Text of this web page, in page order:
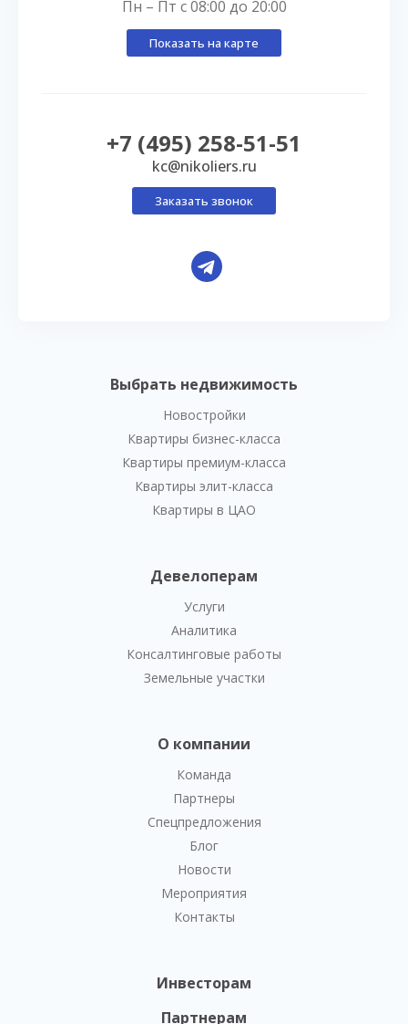
Выбрать недвижимость
Новостройки
Квартиры бизнес-класса
Квартиры премиум-класса
Квартиры элит-класса
Квартиры в ЦАО
Девелоперам
Услуги
Аналитика
Консалтинговые работы
Земельные участки
О компании
Команда
Партнеры
Спецпредложения
Блог
Новости
Мероприятия
Контакты
Инвесторам
Партнерам
Пн – Пт с 08:00 до 20:00
Показать на карте
+7 (495) 258-51-51
kc@nikoliers.ru
Заказать звонок